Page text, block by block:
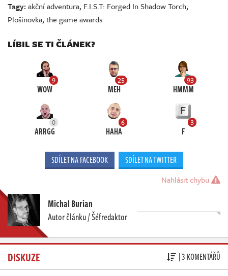
Tagy:akční adventura, F.I.S.T: Forged In Shadow Torch,
Plošinovka,the game awards
LÍBIL SE TI ČLÁNEK?
9
WOW
25
MEH
93
HMMM
0
ARRGG
6
HAHA
3
F
SDÍLET NA FACEBOOK SDÍLET NA TWITTER
Nahlásit chybu
Michal Burian
Autor článku / Šéfredaktor
DISKUZE | 3 KOMENTÁŘŮ